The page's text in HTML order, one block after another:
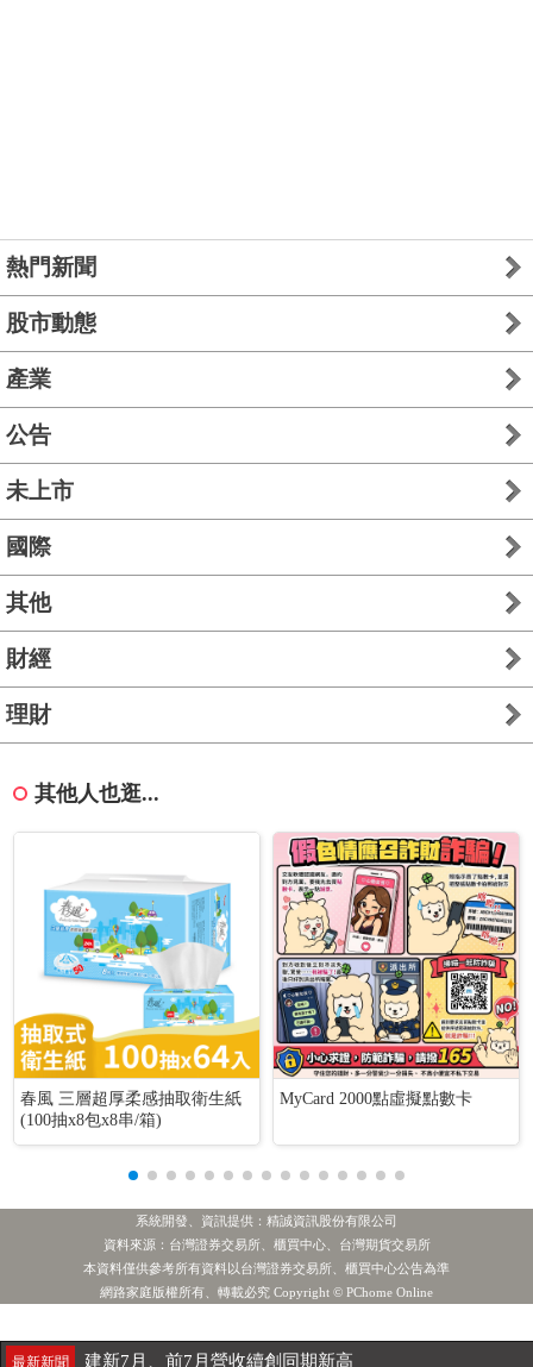
熱門新聞
股市動態
產業
公告
未上市
國際
其他
財經
理財
其他人也逛...
春風 三層超厚柔感抽取衛生紙
(100抽x8包x8串/箱)
MyCard 2000點虛擬點數卡
系統開發、資訊提供：精誠資訊股份有限公司
資料來源：台灣證券交易所、櫃買中心、台灣期貨交易所
本資料僅供參考所有資料以台灣證券交易所、櫃買中心公告為準
網路家庭版權所有、轉載必究 Copyright © PChome Online
上緯1H虧損0.87元 執行庫藏股3000張